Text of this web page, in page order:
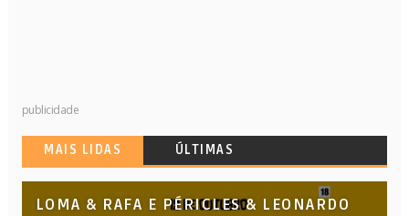
publicidade
MAIS LIDAS ÚLTIMAS
LOMA & RAFA E PÉRICLES & LEONARDO